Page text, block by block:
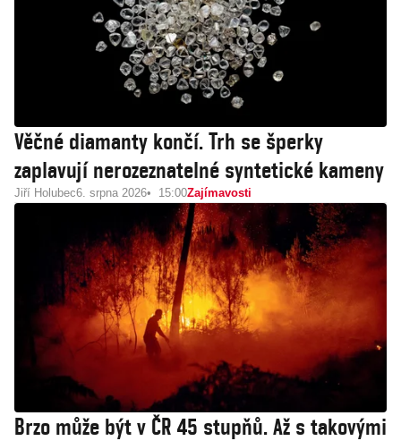
Věčné diamanty končí. Trh se šperky
zaplavují nerozeznatelné syntetické kameny
Jiří Holubec6. srpna 2026 15:00Zajímavosti
Brzo může být v ČR 45 stupňů. Až s takovými